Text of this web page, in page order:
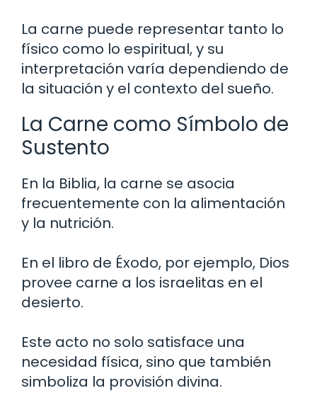
La carne puede representar tanto lo
físico como lo espiritual, y su
interpretación varía dependiendo de
la situación y el contexto del sueño.
La Carne como Símbolo de
Sustento
En la Biblia, la carne se asocia
frecuentemente con la alimentación
y la nutrición.
En el libro de Éxodo, por ejemplo, Dios
provee carne a los israelitas en el
desierto.
Este acto no solo satisface una
necesidad física, sino que también
simboliza la provisión divina.